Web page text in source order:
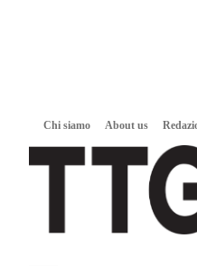
Chi siamo About us